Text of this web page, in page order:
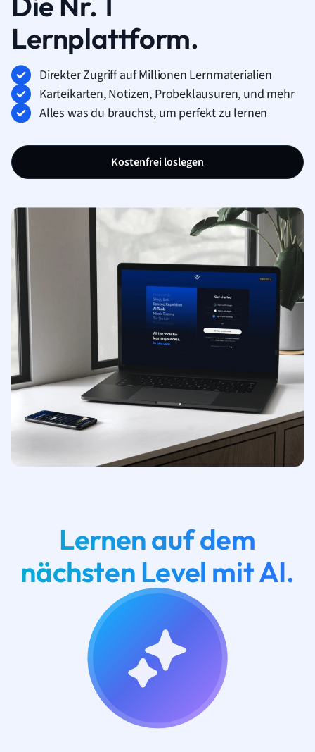
Lernplattform.
Direkter Zugriff auf Millionen Lernmaterialien
Karteikarten, Notizen, Probeklausuren, und mehr
Alles was du brauchst, um perfekt zu lernen
Kostenfrei loslegen
Lernen auf dem
nächsten Level mit AI.